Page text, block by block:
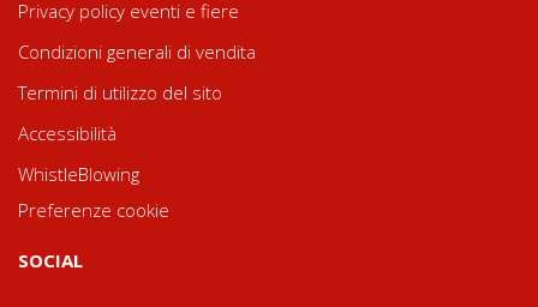
Privacy policy eventi e fiere
Condizioni generali di vendita
Termini di utilizzo del sito
Accessibilità
WhistleBlowing
Preferenze cookie
SOCIAL